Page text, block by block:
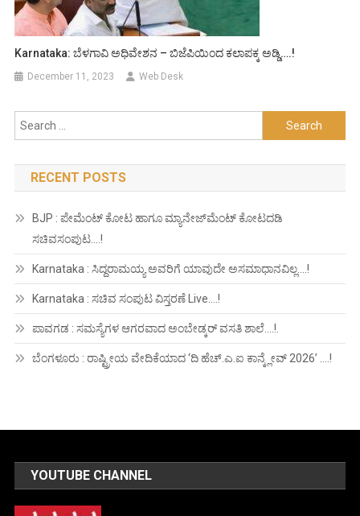
Karnataka: ಬೆಳಗಾವಿ ಅಧಿವೇಶನ – ಬಿಜೆಪಿಯಿಂದ ಕಲಾಪಕ್ಕ ಅಡ್ಡಿ….!
December 11, 2023 Web Desk
Search
for:
RECENT POSTS
BJP : ಪೇಮೆಂಟ್ ಕೋಟ ಹಾಗೂ ಮ್ಯಾನೇಜ್‍ಮೆಂಟ್ ಕೋಟದಡಿ
ಸಚಿವಸಂಪುಟ….!
Karnataka : ಸಿದ್ದರಾಮಯ್ಯ ಅವರಿಗೆ ಯಾವುದೇ ಅಸಮಾಧಾನವಿಲ್ಲ….!
Karnataka : ಸಚಿವ ಸಂಪುಟ ವಿಸ್ತರಣೆ Live….!
ಪಾವಗಡ : ಸಮಸ್ಯೆಗಳ ಆಗರವಾದ ಅಂಬೇಡ್ಕರ್ ವಸತಿ ಶಾಲೆ….!.
ಬೆಂಗಳೂರು : ರಾಷ್ಟ್ರೀಯ ವೇದಿಕೆಯಾದ ‘ದಿ ಹೆಚ್.ಎ.ಐ ಕಾನ್ಕ್ಲೇವ್ 2026’ ….!
YOUTUBE CHANNEL